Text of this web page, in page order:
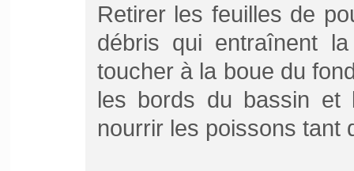
Retirer les feuilles de
débris qui entraînent
toucher à la boue du
les bords du bassin et
nourrir les poissons tant